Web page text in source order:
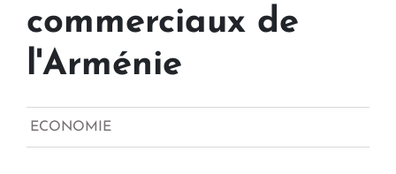
commerciaux de
l'Arménie
ECONOMIE